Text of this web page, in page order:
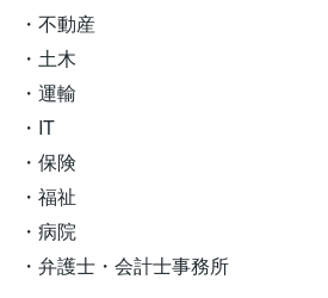
・不動産
・土木
・運輸
・IT
・保険
・福祉
・病院
・弁護士・会計士事務所